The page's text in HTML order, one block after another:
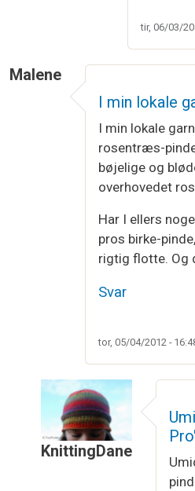
tir, 06/03/
Malene
I min lokale
I min lokale
rosentræs-
bøjelige og
overhovedet
Har I ellers
pros birke-
rigtig flotte. Og
Svar
tor, 05/04/2012 -
KnittingDane
I min